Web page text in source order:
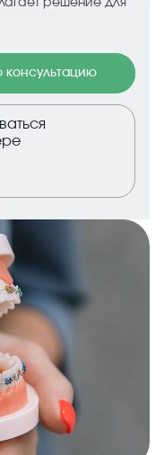
решение для
консультацию